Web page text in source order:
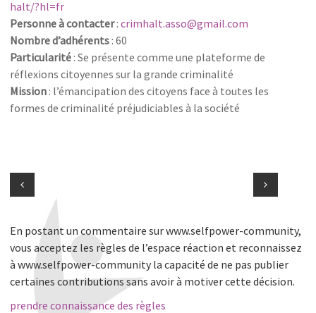
halt/?hl=fr
Personne à contacter:crimhalt.asso@gmail.com
Nombre d’adhérents : 60
Particularité : Se présente comme une plateforme de
réflexions citoyennes sur la grande criminalité
Mission : l’émancipation des citoyens face à toutes les
formes de criminalité préjudiciables à la société
En postant un commentaire sur www.selfpower-community,
vous acceptez les règles de l’espace réaction et reconnaissez
à www.selfpower-community la capacité de ne pas publier
certaines contributions sans avoir à motiver cette décision.
prendre connaissance des règles